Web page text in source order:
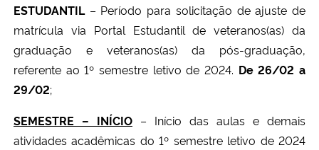
Gabinete de Segurança Institucional
Advocacia-Geral da União
Planalto
ESTUDANTIL– Período para solicitação de ajuste de
matrícula via Portal Estudantil de veteranos(as) da
graduação e veteranos(as) da pós-graduação,
referente ao 1º semestre letivo de 2024. De 26/02 a
29/02;
SEMESTRE – INÍCIO – Início das aulas e demais
atividades acadêmicas do 1º semestre letivo de 2024